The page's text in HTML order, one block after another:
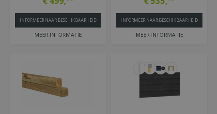
MEER INFORMATIE
INFORMEER NAAR BESCHIKBAARHEID
MEER INFORMATIE
INFORMEER NAAR BESCHIKBAARHEID